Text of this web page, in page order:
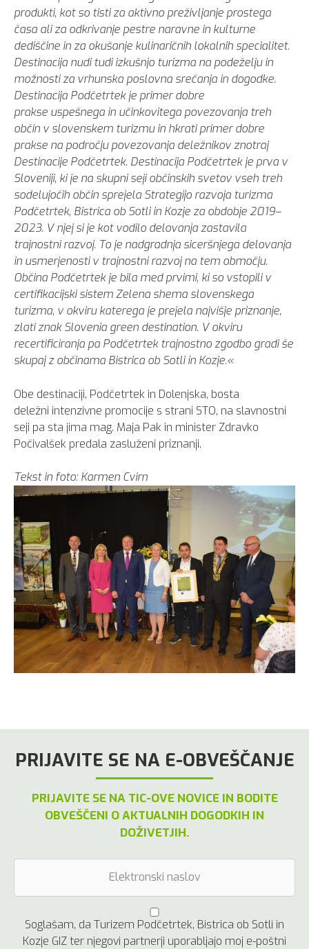
produkti, kot so tisti za aktivno preživljanje prostega
časa ali za odkrivanje pestre naravne in kulturne
dediščine in za okušanje kulinaričnih lokalnih specialitet.
Destinacija nudi tudi izkušnjo turizma na podeželju in
možnosti za vrhunska poslovna srečanja in dogodke.
Destinacija Podčetrtek je primer dobre
prakse uspešnega in učinkovitega povezovanja treh
občin v slovenskem turizmu in hkrati primer dobre
prakse na področju povezovanja deležnikov znotraj
Destinacije Podčetrtek. Destinacija Podčetrtek je prva v
Sloveniji, ki je na skupni seji občinskih svetov vseh treh
sodelujočih občin sprejela Strategijo razvoja turizma
Podčetrtek, Bistrica ob Sotli in Kozje za obdobje 2019–
2023. V njej si je kot vodilo delovanja zastavila
trajnostni razvoj. To je nadgradnja siceršnjega delovanja
in usmerjenosti v trajnostni razvoj na tem območju.
Občina Podčetrtek je bila med prvimi, ki so vstopili v
certifikacijski sistem Zelena shema slovenskega
turizma, v okviru katerega je prejela najvišje priznanje,
zlati znak Slovenia green destination. V okviru
recertificiranja pa Podčetrtek trajnostno zgodbo gradi še
skupaj z občinama Bistrica ob Sotli in Kozje.«
Obe destinaciji, Podčetrtek in Dolenjska, bosta
deležni intenzivne promocije s strani STO, na slavnostni
seji pa sta jima mag. Maja Pak in minister Zdravko
Počivalšek predala zasluženi priznanji.
Tekst in foto: Karmen Cvirn
PRIJAVITE SE NA E-OBVEŠČANJE
PRIJAVITE SE NA TIC-OVE NOVICE IN BODITE
OBVEŠČENI O AKTUALNIH DOGODKIH IN
DOŽIVETJIH.
Soglašam, da Turizem Podčetrtek, Bistrica ob Sotli in
Kozje GIZ ter njegovi partnerji uporabljajo moj e-poštni